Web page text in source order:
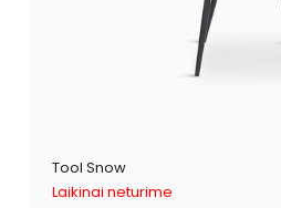
Tool Snow
Laikinai neturime